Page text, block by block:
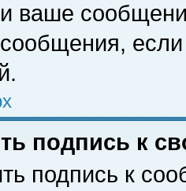
ваше
подпись к
подпись к